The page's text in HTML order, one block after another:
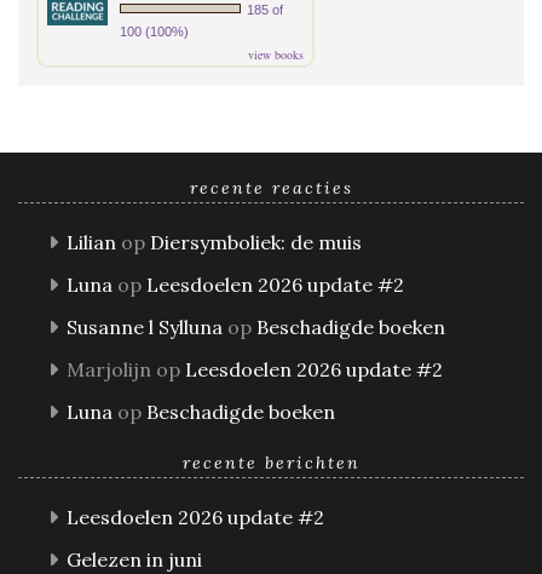
185 of
100 (100%)
view books
recente reacties
Lilian op Diersymboliek: de muis
Luna op Leesdoelen 2026 update #2
Susanne l Sylluna op Beschadigde boeken
Marjolijn op Leesdoelen 2026 update #2
Luna op Beschadigde boeken
recente berichten
Leesdoelen 2026 update #2
Gelezen in juni